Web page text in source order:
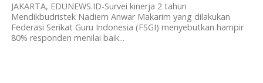
JAKARTA, EDUNEWS.ID-Survei kinerja 2 tahun
Mendikbudristek Nadiem Anwar Makarim yang dilakukan
Federasi Serikat Guru Indonesia (FSGI) menyebutkan hampir
80% responden menilai baik...